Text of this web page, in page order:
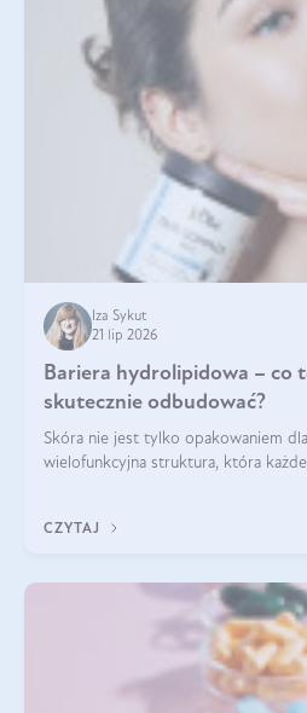
Iza Sykut
21 lip 2026
Bariera hydrolipidowa – co
skutecznie odbudować?
Skóra nie jest tylko opakowaniem
wielofunkcyjna struktura, która
bariera hydrolipidowa.
CZYTAJ